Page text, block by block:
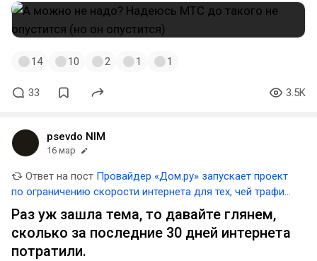
14 10 2 1 1
33 3.5K
psevdo NIM
16 мар
Ответ на пост Провайдер «Дом.ру» запускает проект
по ограничению скорости интернета для тех, чей трафик
превышает 3 ТБ в месяц
Раз уж зашла тема, то давайте глянем,
сколько за последние 30 дней интернета
потратили.